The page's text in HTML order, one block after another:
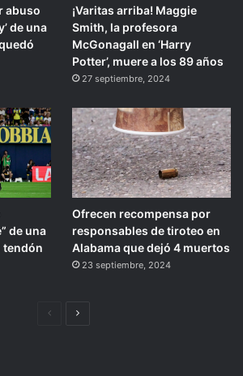
abuso
de una
¡Varitas arriba! Maggie
Smith, la profesora
McGonagall en ‘Harry
Potter’, muere a los 89 años
27 septiembre, 2024
de una
tendón
Ofrecen recompensa por
responsables de tiroteo en
Alabama que dejó 4 muertos
23 septiembre, 2024
PáginaSiguiente